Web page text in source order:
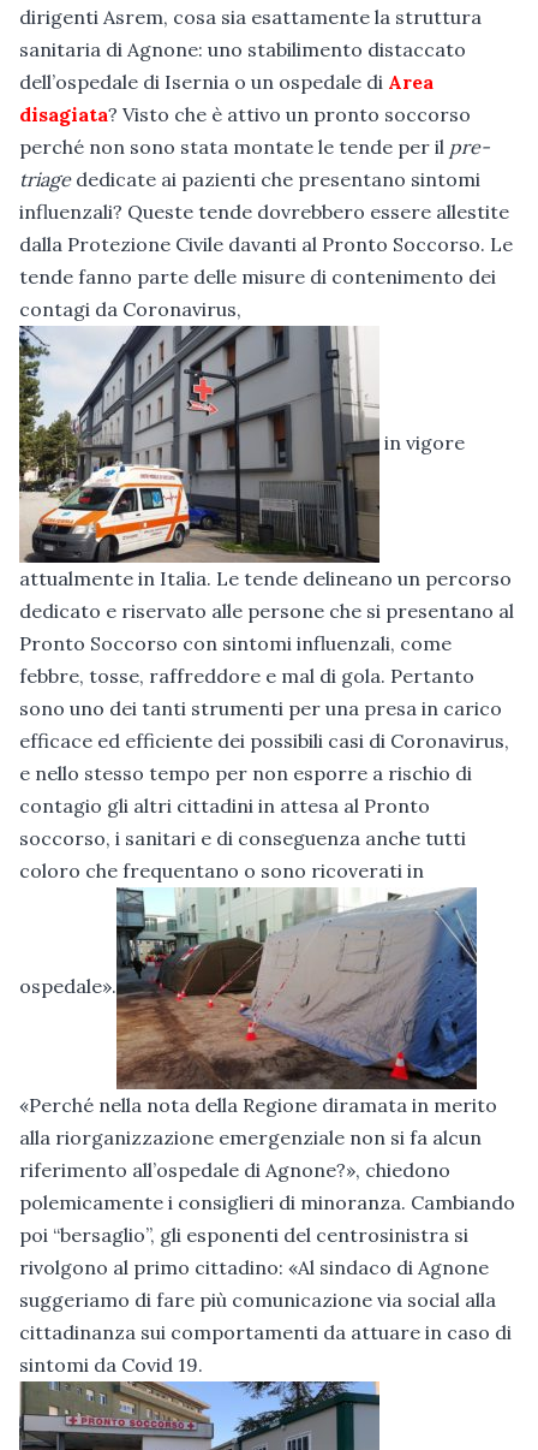
dirigenti Asrem, cosa sia esattamente la struttura
sanitaria di Agnone: uno stabilimento distaccato
dell’ospedale di Isernia o un ospedale di Area
disagiata? Visto che è attivo un pronto soccorso
perché non sono stata montate le tende per il pre-
triagededicate ai pazienti che presentano sintomi
influenzali? Queste tende dovrebbero essere allestite
dalla Protezione Civile davanti al Pronto Soccorso. Le
tende fanno parte delle misure di contenimento dei
contagi da Coronavirus,
in vigore
attualmente in Italia. Le tende delineano un percorso
dedicato e riservato alle persone che si presentano al
Pronto Soccorso con sintomi influenzali, come
febbre, tosse, raffreddore e mal di gola. Pertanto
sono uno dei tanti strumenti per una presa in carico
efficace ed efficiente dei possibili casi di Coronavirus,
e nello stesso tempo per non esporre a rischio di
contagio gli altri cittadini in attesa al Pronto
soccorso, i sanitari e di conseguenza anche tutti
coloro che frequentano o sono ricoverati in
ospedale».
«Perché nella nota della Regione diramata in merito
alla riorganizzazione emergenziale non si fa alcun
riferimento all’ospedale di Agnone?», chiedono
polemicamente i consiglieri di minoranza. Cambiando
poi “bersaglio”, gli esponenti del centrosinistra si
rivolgono al primo cittadino: «Al sindaco di Agnone
suggeriamo di fare più comunicazione via social alla
cittadinanza sui comportamenti da attuare in caso di
sintomi da Covid 19.